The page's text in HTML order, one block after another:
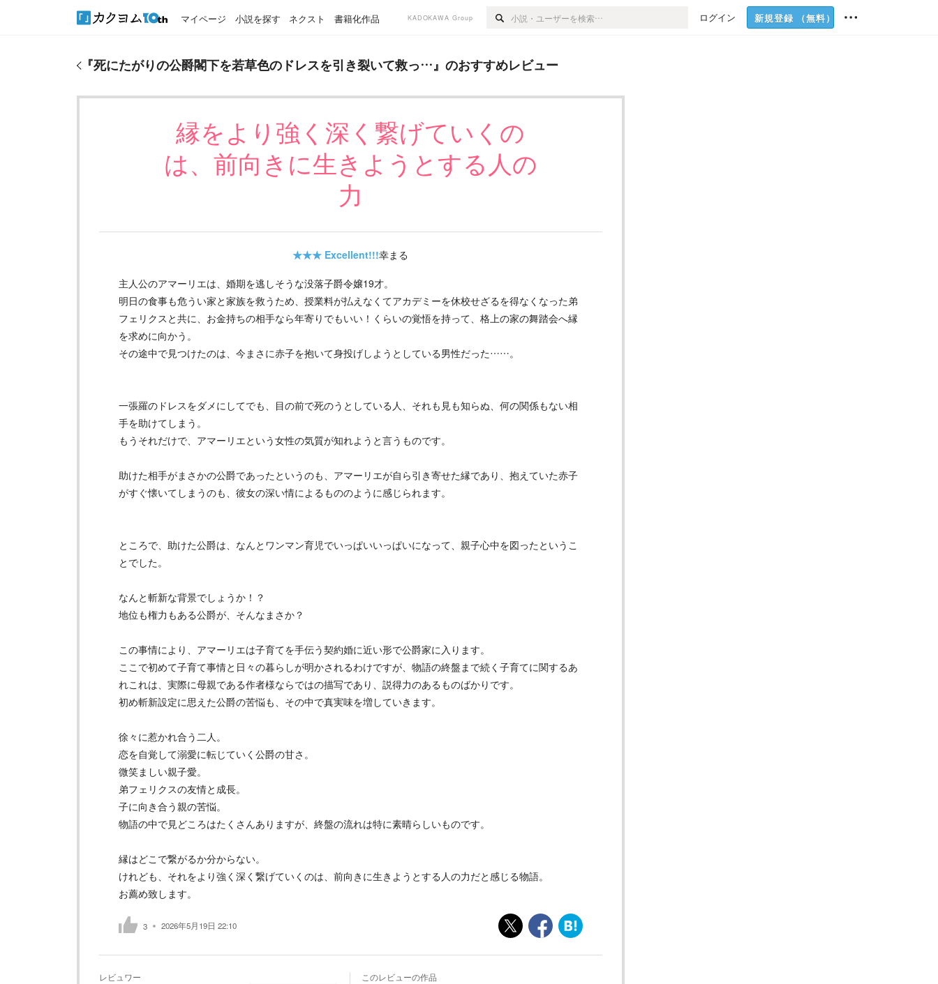
マイページ 小説を探す ネクスト 書籍化作品 KADOKAWA Group ログイン 新規登録 （無料）
『​死にたがりの公爵閣下を若草色のドレスを引き裂いて救っ…』のおすすめレビュー
縁をより強く深く繋げていくの
は、前向きに生きようとする人の
力
★★★ Excellent!!!幸まる
主人公のアマーリエは、婚期を逃しそうな没落子爵令嬢19才。
明日の食事も危うい家と家族を救うため、授業料が払えなくてアカデミーを休校せざるを得なくなった弟
フェリクスと共に、お金持ちの相手なら年寄りでもいい！くらいの覚悟を持って、格上の家の舞踏会へ縁
を求めに向かう。
その途中で見つけたのは、今まさに赤子を抱いて身投げしようとしている男性だった……。
一張羅のドレスをダメにしてでも、目の前で死のうとしている人、それも見も知らぬ、何の関係もない相
手を助けてしまう。
もうそれだけで、アマーリエという女性の気質が知れようと言うものです。
助けた相手がまさかの公爵であったというのも、アマーリエが自ら引き寄せた縁であり、抱えていた赤子
がすぐ懐いてしまうのも、彼女の深い情によるもののように感じられます。
ところで、助けた公爵は、なんとワンマン育児でいっぱいいっぱいになって、親子心中を図ったというこ
とでした。
なんと斬新な背景でしょうか！？
地位も権力もある公爵が、そんなまさか？
この事情により、アマーリエは子育てを手伝う契約婚に近い形で公爵家に入ります。
ここで初めて子育て事情と日々の暮らしが明かされるわけですが、物語の終盤まで続く子育てに関するあ
れこれは、実際に母親である作者様ならではの描写であり、説得力のあるものばかりです。
初め斬新設定に思えた公爵の苦悩も、その中で真実味を増していきます。
徐々に惹かれ合う二人。
恋を自覚して溺愛に転じていく公爵の甘さ。
微笑ましい親子愛。
弟フェリクスの友情と成長。
子に向き合う親の苦悩。
物語の中で見どころはたくさんありますが、終盤の流れは特に素晴らしいものです。
縁はどこで繋がるか分からない。
けれども、それをより強く深く繋げていくのは、前向きに生きようとする人の力だと感じる物語。
お薦め致します。
3 2026年5月19日 22:10
レビュワー このレビューの作品